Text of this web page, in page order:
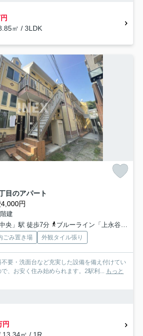
㎡ / 3LDK
目のアパート
円
建
央」駅 徒歩7分
ブルーライン「上永谷」駅 徒歩22分
ごみ置き場 外観タイル張り
要・洗面台など充実した設備を備え付けてい
、お安く住み始められます。2駅利... もっと
円